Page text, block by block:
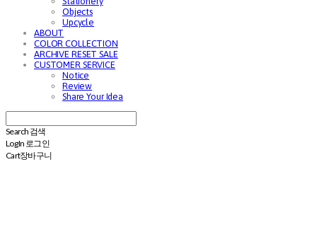
Objects
Upcycle
ABOUT
COLOR COLLECTION
ARCHIVE RESET SALE
CUSTOMER SERVICE
Notice
Review
Share Your Idea
Search 검색
Log In 로그인
Cart장바구니